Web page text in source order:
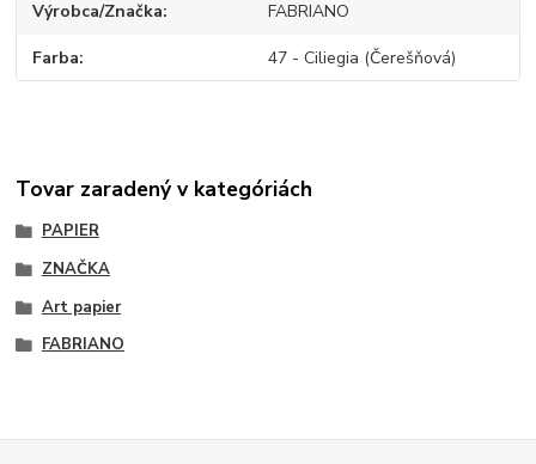
Výrobca/Značka FABRIANO
Farba 47 - Ciliegia (Čerešňová)
Tovar zaradený v kategóriách
PAPIER
ZNAČKA
Art papier
FABRIANO